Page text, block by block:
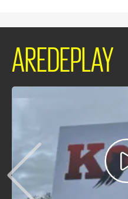
AREDEPLAY